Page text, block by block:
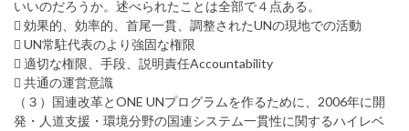
いいのだろうか。述べられたことは全部で４点ある。
 効果的、効率的、首尾一貫、調整されたUNの現地での活動
 UN常駐代表のより強固な権限
 適切な権限、手段、説明責任Accountability
 共通の運営意識
（３）国連改革とONE UNプログラムを作るために、2006年に開
発・人道支援・環境分野の国連システム一貫性に関するハイレベ